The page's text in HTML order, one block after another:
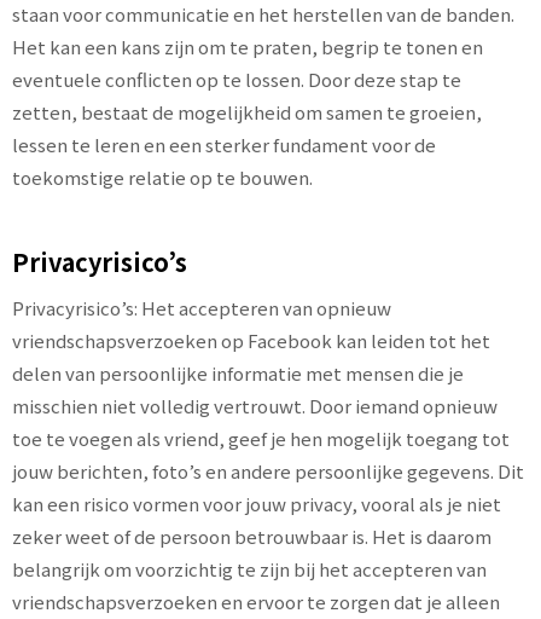
staan voor communicatie en het herstellen van de banden.
Het kan een kans zijn om te praten, begrip te tonen en
eventuele conflicten op te lossen. Door deze stap te
zetten, bestaat de mogelijkheid om samen te groeien,
lessen te leren en een sterker fundament voor de
toekomstige relatie op te bouwen.
Privacyrisico’s
Privacyrisico’s: Het accepteren van opnieuw
vriendschapsverzoeken op Facebook kan leiden tot het
delen van persoonlijke informatie met mensen die je
misschien niet volledig vertrouwt. Door iemand opnieuw
toe te voegen als vriend, geef je hen mogelijk toegang tot
jouw berichten, foto’s en andere persoonlijke gegevens. Dit
kan een risico vormen voor jouw privacy, vooral als je niet
zeker weet of de persoon betrouwbaar is. Het is daarom
belangrijk om voorzichtig te zijn bij het accepteren van
vriendschapsverzoeken en ervoor te zorgen dat je alleen